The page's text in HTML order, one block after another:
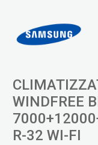
WINDFREE
R-32 WI-FI